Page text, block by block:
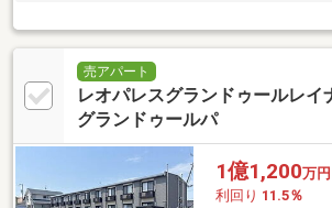
売アパート
レオパレスグランドゥールレイ
グランドゥールパ
1億1,200万円
利回り 11.5％